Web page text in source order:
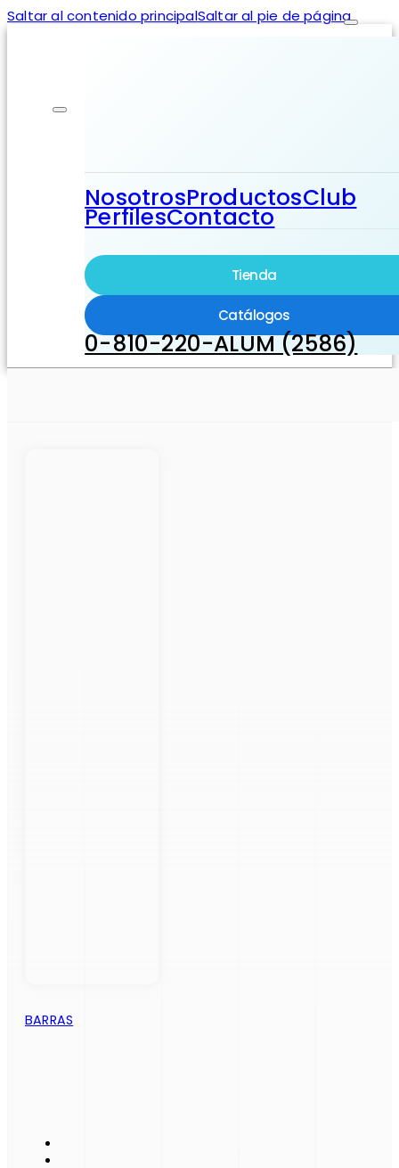
Saltar al contenido principalSaltar al pie de página
NosotrosProductosClub
PerfilesContacto
Tienda
Catálogos
0-810-220-ALUM (2586)
BARRAS